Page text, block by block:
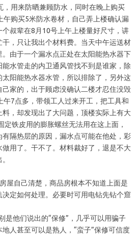
，用来防晒兼顾防水，同时在晚上购买
午购买5米防水卷材，自己弄上楼确认漏
叔辈在8月10号上午上楼量好尺寸，讲
，只让我出个材料费。当天中午运送材
由于一个漏水点正处在太阳能热水器下
水管走的内卫通风管找不到是谁家，除
阳能热水器水管，所以排除了，另外这
己家的，出于顾虑没确认二楼才忍住没毁
午7点多，带领工人过来开工，把工具和
，却发现出了大问题，顶楼实际上有大
铁皮用的膨胀螺丝无法用在这上面，
隔热层的原因，漏水点可能在他处，彩
用了。干不了。材料裁好了，退是不大
屋自己清楚，商品房根本不知道上面是
定如何处理。必要时可用电钻先钻个窟
是他们说出的“保修”，几乎可以用骗子
人甚至可以是熟人，“蛮子”保修可信度